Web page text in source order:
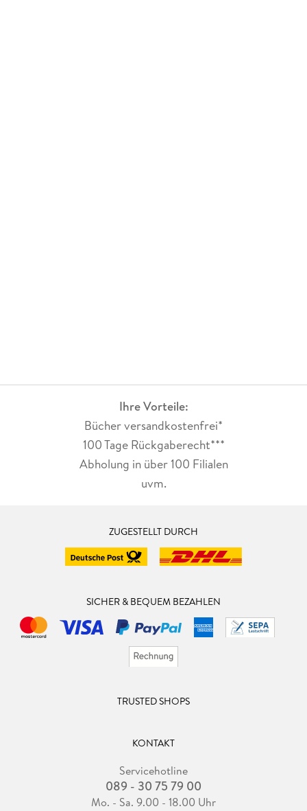
Ihre Vorteile:
Bücher versandkostenfrei*
100 Tage Rückgaberecht***
Abholung in über 100 Filialen
uvm.
ZUGESTELLT DURCH
SICHER & BEQUEM BEZAHLEN
TRUSTED SHOPS
KONTAKT
Servicehotline
089 - 30 75 79 00
Mo. - Sa. 9.00 - 18.00 Uhr